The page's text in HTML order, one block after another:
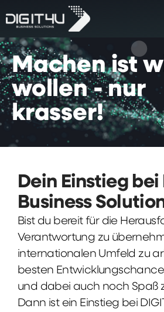
Machen ist
wollen - nur
krasser!
Dein Einstieg bei
Business
Bist du bereit für die
Verantwortung zu
internationalen Umfeld zu
besten
und dabei auch noch Spaß
Dann ist ein Einstieg bei